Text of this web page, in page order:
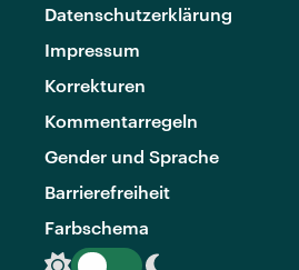
Datenschutzerklärung
Impressum
Korrekturen
Kommentarregeln
Gender und Sprache
Barrierefreiheit
Farbschema